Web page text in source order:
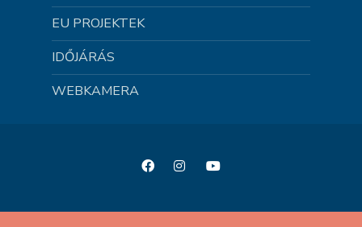
EU PROJEKTEK
IDŐJÁRÁS
WEBKAMERA